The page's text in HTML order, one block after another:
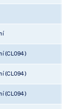
(CL094)
(CL094)
(CL094)